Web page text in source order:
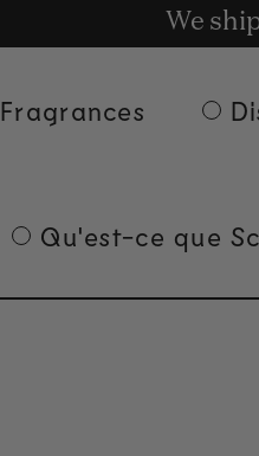
We
Get
Fragrances
Qu'est-ce que